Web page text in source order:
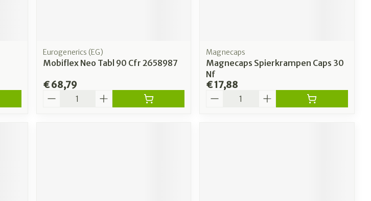
Eurogenerics (EG)
Mobiflex Neo Tabl 90 Cfr 2658987
€ 68,79
Magnecaps
Magnecaps Spierkrampen Caps 30
Nf
€ 17,88